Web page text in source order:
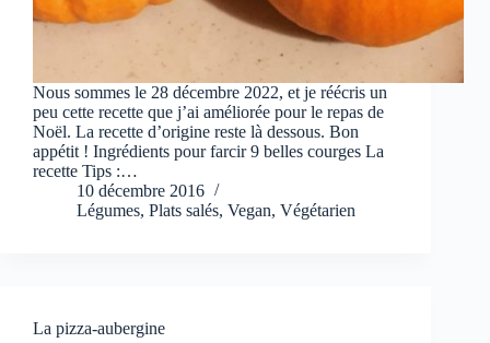
Nous sommes le 28 décembre 2022, et je réécris un
peu cette recette que j’ai améliorée pour le repas de
Noël. La recette d’origine reste là dessous. Bon
appétit ! Ingrédients pour farcir 9 belles courges La
recette Tips :…
10 décembre 2016
Légumes, Plats salés, Vegan, Végétarien
La pizza-aubergine